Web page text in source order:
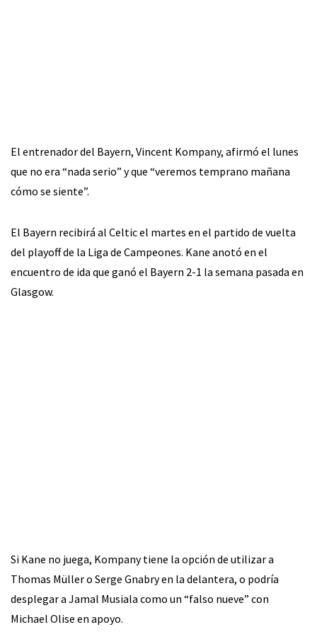
El entrenador del Bayern, Vincent Kompany, afirmó el lunes
que no era “nada serio” y que “veremos temprano mañana
cómo se siente”.
El Bayern recibirá al Celtic el martes en el partido de vuelta
del playoff de la Liga de Campeones. Kane anotó en el
encuentro de ida que ganó el Bayern 2-1 la semana pasada en
Glasgow.
Si Kane no juega, Kompany tiene la opción de utilizar a
Thomas Müller o Serge Gnabry en la delantera, o podría
desplegar a Jamal Musiala como un “falso nueve” con
Michael Olise en apoyo.